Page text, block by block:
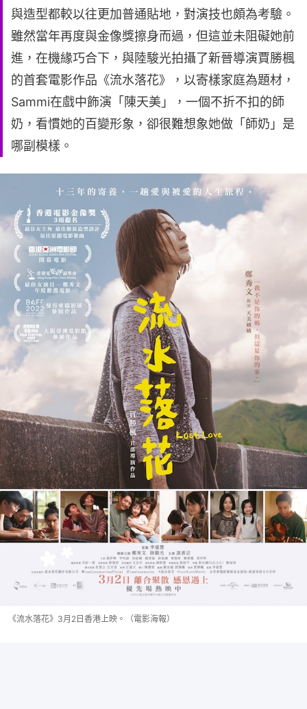
與造型都較以往更加普通貼地，對演技也頗為考驗。
雖然當年再度與金像獎擦身而過，但這並未阻礙她前
進，在機緣巧合下，與陸駿光拍攝了新晉導演賈勝楓
的首套電影作品《流水落花》，以寄樣家庭為題材，
Sammi在戲中飾演「陳天美」，一個不折不扣的師
奶，看慣她的百變形象，卻很難想象她做「師奶」是
哪副模樣。
《流水落花》3月2日香港上映。（電影海報）